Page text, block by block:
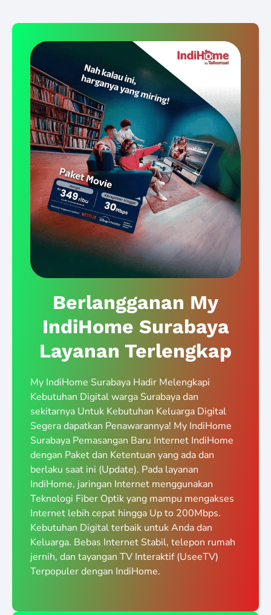
Berlangganan My
IndiHome Surabaya
Layanan Terlengkap
My IndiHome Surabaya Hadir Melengkapi
Kebutuhan Digital warga Surabaya dan
sekitarnya Untuk Kebutuhan Keluarga Digital
Segera dapatkan Penawarannya! My IndiHome
Surabaya Pemasangan Baru Internet IndiHome
dengan Paket dan Ketentuan yang ada dan
berlaku saat ini (Update). Pada layanan
IndiHome, jaringan Internet menggunakan
Teknologi Fiber Optik yang mampu mengakses
Internet lebih cepat hingga Up to 200Mbps.
Kebutuhan Digital terbaik untuk Anda dan
Keluarga. Bebas Internet Stabil, telepon rumah
jernih, dan tayangan TV Interaktif (UseeTV)
Terpopuler dengan IndiHome.